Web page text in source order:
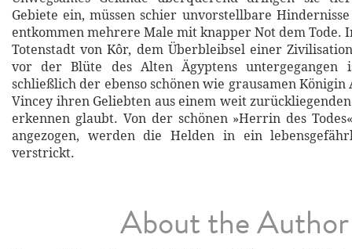
Gebiete ein, müssen schier unvorstellbare
entkommen mehrere Male mit knapper Not dem Tode.
Totenstadt von Kôr, dem Überbleibsel einer
vor der Blüte des Alten Ägyptens untergegangen
schließlich der ebenso schönen wie grausamen Königin
Vincey ihren Geliebten aus einem weit
erkennen glaubt. Von der schönen »Herrin des
angezogen, werden die Helden in ein
verstrickt.
About the Author